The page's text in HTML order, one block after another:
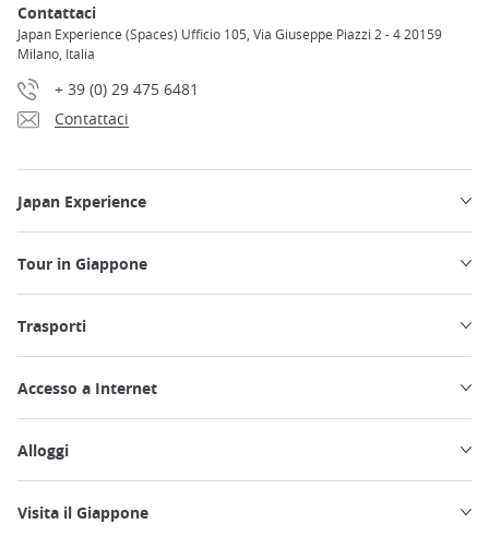
Contattaci
Japan Experience (Spaces) Ufficio 105, Via Giuseppe Piazzi 2 - 4 20159
Milano, Italia
+ 39 (0) 29 475 6481
Contattaci
Japan Experience
Tour in Giappone
Trasporti
Accesso a Internet
Alloggi
Visita il Giappone